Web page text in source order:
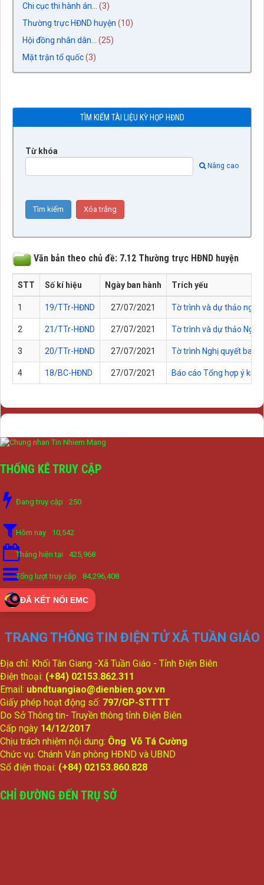
Chi cục thi hành án...
(3)
Thường trực HĐND huyện (10)
Hội đồng nhân dân...
(25)
Mặt trận tổ quốc(3)
TÌM KIẾM TÀI LIỆU KỲ HỌP HĐND
Từ khóa
Nâng cao
Văn bản theo chủ đề: 7.12 Thường trực HĐND huyện
STT Số kí hiệu Ngày ban hành Trích yếu
1 19/TTr-HĐND 27/07/2021 Tờ trình và dự thảo nghị
2 21/TTr-HĐND 27/07/2021 Tờ trình và dự thảo Nghị
3 20/TTr-HĐND 27/07/2021 Tờ trình Nghị quyết ban
4 18/BC-HĐND 27/07/2021 Báo cáo Tổng hợp ý
THỐNG KÊ TRUY CẬP
Đang truy cập 250
Hôm nay 10,542
Tháng hiện tại 425,968
Tổng lượt truy cập 84,296,408
ĐÃ KẾT NỐI EMC
TRANG THÔNG TIN ĐIỆN TỬ XÃ TUẦN GIÁO
Địa chỉ: Khối Tân Giang -Xã Tuần Giáo - Tỉnh Điện Biên
Điện thoại: (+84) 02153.862.311
Email: ubndtuangiao@dienbien.gov.vn
Giấy phép hoạt động số: 797/GP-STTTT
Do Sở Thông tin- Truyền thông tỉnh Điện Biên
Cấp ngày 14/12/2017
Chịu trách nhiệm nội dung: Ông Võ Tá Cường
Chức vụ: Chánh Văn phòng HĐND và UBND
Số điện thoại: (+84) 02153.860.828
CHỈ ĐƯỜNG ĐẾN TRỤ SỞ